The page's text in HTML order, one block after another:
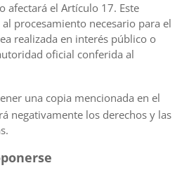
afectará el Artículo 17. Este
procesamiento necesario para el
realizada en interés público o
oficial conferida al
una copia mencionada en el
negativamente los derechos y las